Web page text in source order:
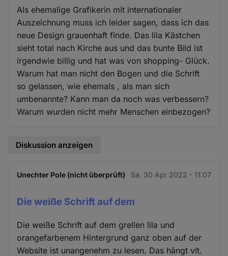
Als ehemalige Grafikerin mit internationaler
Auszeichnung muss ich leider sagen, dass ich das
neue Design grauenhaft finde. Das lila Kästchen
sieht total nach Kirche aus und das bunte Bild ist
irgendwie billig und hat was von shopping- Glück.
Warum hat man nicht den Bogen und die Schrift
so gelassen, wie ehemals , als man sich
umbenannte? Kann man da noch was verbessern?
Warum wurden nicht mehr Menschen einbezogen?
Diskussion anzeigen
Unechter Pole (nicht überprüft) Sa. 30 Apr 2022 - 11:07
Die weiße Schrift auf dem
Die weiße Schrift auf dem grellen lila und
orangefarbenem Hintergrund ganz oben auf der
Website ist unangenehm zu lesen. Das hängt vlt.